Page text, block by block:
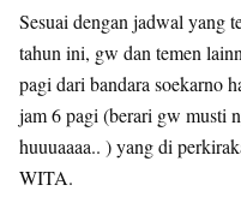
Sesuai dengan jadwal yang
tahun ini, gw dan temen
pagi dari bandara soekarno
jam 6 pagi (berari gw musti
huuuaaaa.. ) yang di
WITA.